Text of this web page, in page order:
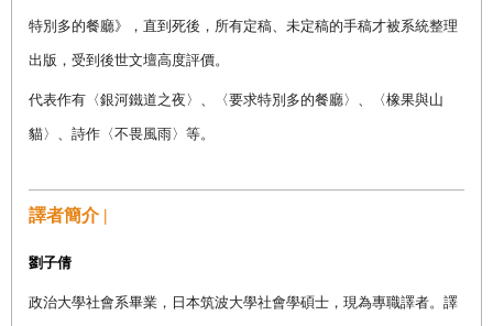
特別多的餐廳》，直到死後，所有定稿、未定稿的手稿才被系統整理
出版，受到後世文壇高度評價。
代表作有〈銀河鐵道之夜〉、〈要求特別多的餐廳〉、〈橡果與山
貓〉、詩作〈不畏風雨〉等。
譯者簡介 |
劉子倩
政治大學社會系畢業，日本筑波大學社會學碩士，現為專職譯者。譯